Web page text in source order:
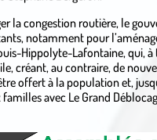
la congestion routière, le
notamment pour
Hippolyte-Lafontaine, qui, à
créant, au contraire, de
offert à la population et,
avec Le Grand